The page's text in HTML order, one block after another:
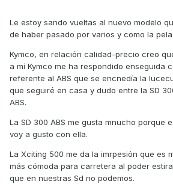
Le estoy sando vueltas al nuevo modelo
de haber pasado por varios y como la
Kymco, en relación calidad-precio creo
a mí Kymco me ha respondido enseguida
referente al ABS que se encnedía la
que seguiré en casa y dudo entre la SD
ABS.
La SD 300 ABS me gusta mnucho porque
voy a gusto con ella.
La Xciting 500 me da la imrpesión que es
más cómoda para carretera al poder
que en nuestras Sd no podemos.